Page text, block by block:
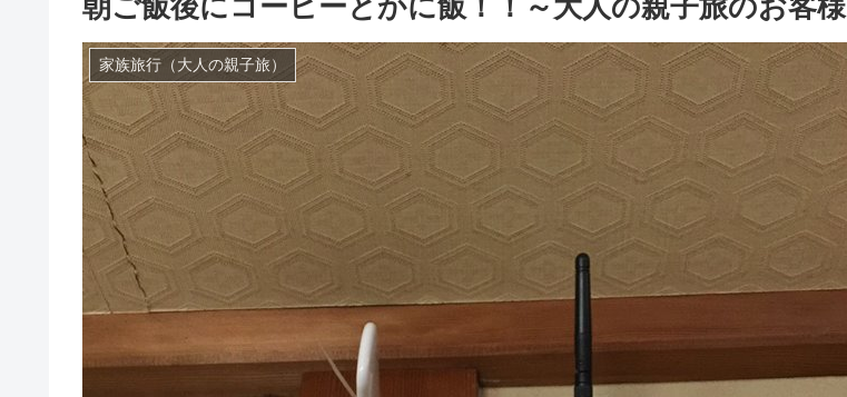
家族旅行（大人の親子旅）